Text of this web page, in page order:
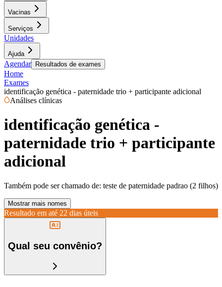
Vacinas
Serviços
Unidades
Ajuda
Agendar Resultados de exames
Home
Exames
identificação genética - paternidade trio + participante adicional
Análises clínicas
identificação genética -
paternidade trio + participante
adicional
Também pode ser chamado de: teste de paternidade padrao (2 filhos)
Mostrar mais nomes
Resultado em até 22 dias úteis
Qual seu convênio?